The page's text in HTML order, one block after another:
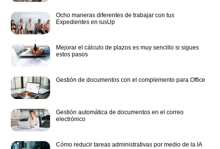
Ocho maneras diferentes de trabajar con tus
Expedientes en iusUp
Mejorar el cálculo de plazos es muy sencillo si sigues
estos pasos
Gestión de documentos con el complemento para Office
Gestión automática de documentos en el correo
electrónico
Cómo reducir tareas administrativas por medio de la IA